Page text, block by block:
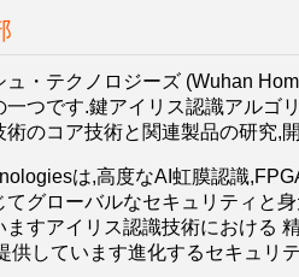
ュ・テクノロジーズ (Wuhan
一つです.鍵アイリス認識アルゴ
術のコア技術と関連製品の研究,
は,高度なAI虹膜認識
てグローバルなセキュリティと
ますアイリス認識技術における
供しています進化するセキュリ